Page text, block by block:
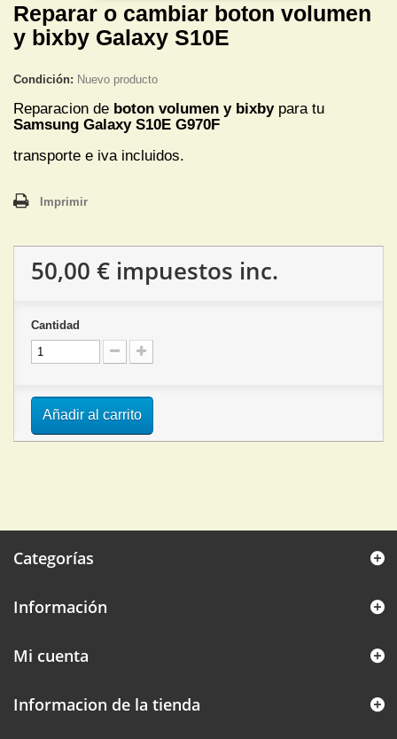
Reparar o cambiar boton volumen
y bixby Galaxy S10E
Condición: Nuevo producto
Reparacion de boton volumen y bixby para tu
Samsung Galaxy S10E G970F
transporte e iva incluidos.
Imprimir
50,00 € impuestos inc.
Cantidad
Añadir al carrito
Categorías
Información
Mi cuenta
Informacion de la tienda